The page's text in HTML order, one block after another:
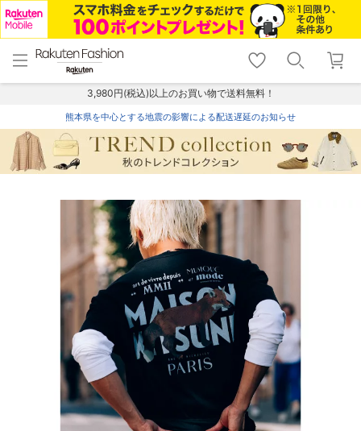
menu home
トップ
shopping_cart lock_outline
ログイン
3,980円(税込)以上のお買い物で送料無料！
熊本県を中心とする地震の影響による配送遅延のお知らせ